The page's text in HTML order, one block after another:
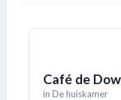
Café de
in De huiskamer